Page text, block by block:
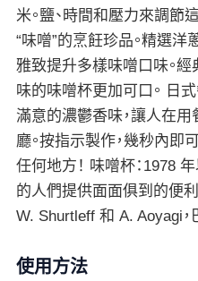
米。鹽、時間和壓力來調節
“味噌”的烹飪珍品。精選洋
雅致提升多樣味噌口味。
味的味噌杯更加可口。 日
滿意的濃鬱香味，讓人在
廳。按指示製作，幾秒內
任何地方！ 味噌杯：1978
的人們提供面面俱到的便利
W. Shurtleff 和 A. Aoyagi，
使用方法